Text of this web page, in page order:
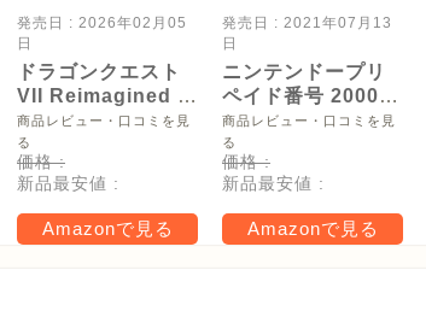
発売日 : 2026年02月05
日
ドラゴンクエスト
VII Reimagined -
Switch2
商品レビュー・口コミを見
る
価格 :
新品最安値 :
Amazonで見る
発売日 : 2021年07月13
日
ニンテンドープリ
ペイド番号 2000
円|オンラインコー
ド版
商品レビュー・口コミを見
る
価格 :
新品最安値 :
Amazonで見る